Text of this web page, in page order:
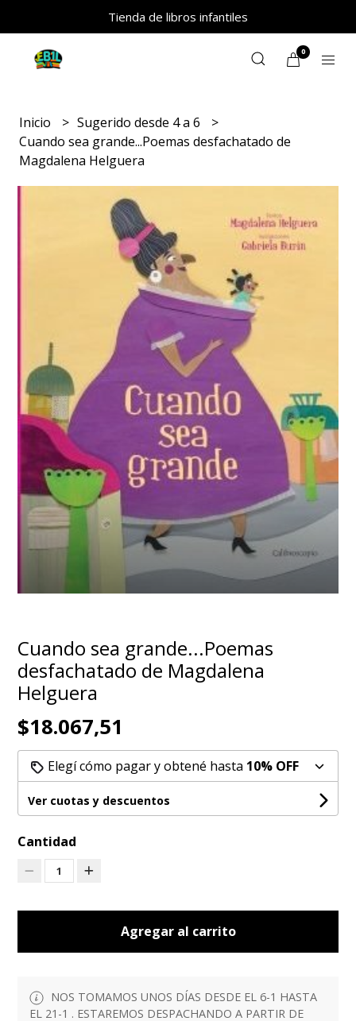
Tienda de libros infantiles
0
Inicio
Sugerido desde 4 a 6
Cuando sea grande...Poemas desfachatado de
Magdalena Helguera
Cuando sea grande...Poemas
desfachatado de Magdalena
Helguera
$18.067,51
Elegí cómo pagar y obtené hasta 10% OFF
Ver cuotas y descuentos
Cantidad
1
Agregar al carrito
NOS TOMAMOS UNOS DÍAS DESDE EL 6-1 HASTA
EL 21-1 . ESTAREMOS DESPACHANDO A PARTIR DE